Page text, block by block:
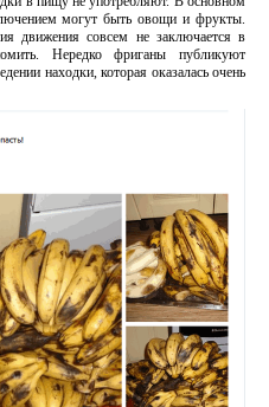
могут быть овощи и фрукты.
движения совсем не заключается в
Нередко фриганы публикуют
находки, которая оказалась очень